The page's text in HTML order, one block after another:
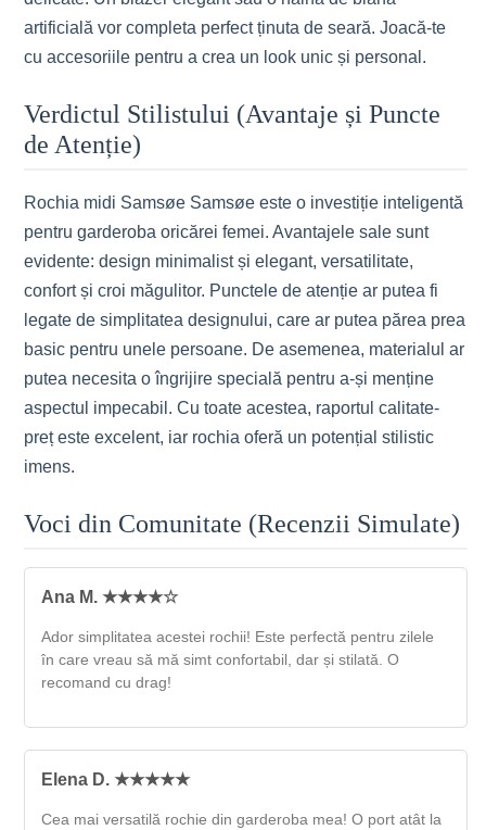
artificială vor completa perfect ținuta de seară. Joacă-te
cu accesoriile pentru a crea un look unic și personal.
Verdictul Stilistului (Avantaje și Puncte
de Atenție)
Rochia midi Samsøe Samsøe este o investiție inteligentă
pentru garderoba oricărei femei. Avantajele sale sunt
evidente: design minimalist și elegant, versatilitate,
confort și croi măgulitor. Punctele de atenție ar putea fi
legate de simplitatea designului, care ar putea părea prea
basic pentru unele persoane. De asemenea, materialul ar
putea necesita o îngrijire specială pentru a-și menține
aspectul impecabil. Cu toate acestea, raportul calitate-
preț este excelent, iar rochia oferă un potențial stilistic
imens.
Voci din Comunitate (Recenzii Simulate)
Ana M. ★★★★☆
Ador simplitatea acestei rochii! Este perfectă pentru zilele
în care vreau să mă simt confortabil, dar și stilată. O
recomand cu drag!
Elena D. ★★★★★
Cea mai versatilă rochie din garderoba mea! O port atât la